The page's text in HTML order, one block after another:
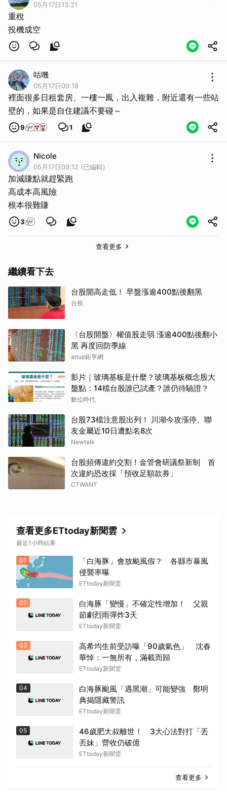
05月17日13:21
重稅
投機成空
咕嘰
05月17日09:18
裡面很多日租套房、一樓一鳳，出入複雜，附近還有一些站
壁的，如果是自住建議不要碰～
9 1
Nicole
05月17日09:12 (已編輯)
加減賺點就趕緊跑
高成本高風險
根本很難賺
3
查看更多
繼續看下去
台股開高走低！ 早盤漲逾400點後翻黑
台視
〈台股開盤〉權值股走弱 漲逾400點後翻小
黑 再度回防季線
anue鉅亨網
影片｜玻璃基板是什麼？玻璃基板概念股大
盤點：14檔台股誰已試產？誰仍待驗證？
數位時代
台股73檔注意股出列！ 川湖今攻漲停、聯
友金屬近10日遭點名8次
Newtalk
台股頻傳違約交割！金管會研議祭新制 首
次違約恐改採「預收足額款券」
CTWANT
查看更多ETtoday新聞雲
最近1小時結果
01
「白海豚」會放颱風假？ 各縣市暴風
侵襲率曝
ETtoday新聞雲
02
白海豚「變慢」不確定性增加！ 父親
節劇烈雨彈炸3天
ETtoday新聞雲
03
高希均生前受訪曝「90歲氣色」 沈春
華悼：一無所有，滿載而歸
ETtoday新聞雲
04
白海豚颱風「遇黑潮」可能變強 鄭明
典揭隱藏警訊
ETtoday新聞雲
05
46歲肥大叔離世！ 3大心法對打「丟
丟妹」營收仍破億
ETtoday新聞雲
查看更多